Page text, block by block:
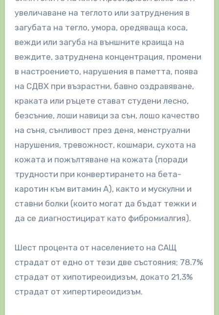
увеличаване на теглото или затруднения в
загубата на тегло, умора, оредяваща коса,
вежди или загуба на външните краища на
веждите, затруднена концентрация, промени
в настроението, нарушения в паметта, поява
на СДВХ при възрастни, бавно оздравяване,
краката или ръцете стават студени лесно,
безсъние, лоши навици за сън, лошо качество
на съня, сънливост през деня, менструални
нарушения, тревожност, кошмари, сухота на
кожата и пожълтяване на кожата (поради
трудности при конвертирането на бета-
каротин към витамин А), както и мускулни и
ставни болки (които могат да бъдат тежки и
да се диагностицират като фибромиалгия).
Шест процента от населението на САЩ
страдат от едно от тези две състояния; 78.7%
страдат от хипотиреоидизъм, докато 21,3%
страдат от хипертиреоидизъм.